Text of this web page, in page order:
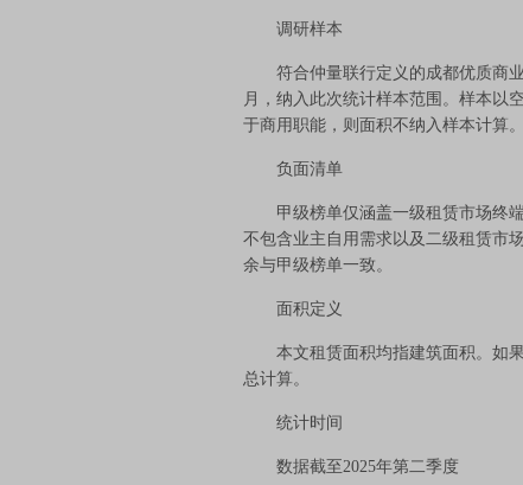
调研样本
符合仲量联行定义的成都优质商业
月，纳入此次统计样本范围。样本以
于商用职能，则面积不纳入样本计算。
负面清单
甲级榜单仅涵盖一级租赁市场终端
不包含业主自用需求以及二级租赁市
余与甲级榜单一致。
面积定义
本文租赁面积均指建筑面积。如果
总计算。
统计时间
数据截至2025年第二季度